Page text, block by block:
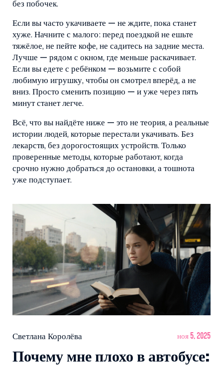
без побочек.
Если вы часто укачиваете — не ждите, пока станет
хуже. Начните с малого: перед поездкой не ешьте
тяжёлое, не пейте кофе, не садитесь на задние места.
Лучше — рядом с окном, где меньше раскачивает.
Если вы едете с ребёнком — возьмите с собой
любимую игрушку, чтобы он смотрел вперёд, а не
вниз. Просто сменить позицию — и уже через пять
минут станет легче.
Всё, что вы найдёте ниже — это не теория, а реальные
истории людей, которые перестали укачивать. Без
лекарств, без дорогостоящих устройств. Только
проверенные методы, которые работают, когда
срочно нужно добраться до остановки, а тошнота
уже подступает.
Светлана Королёва ноя 5, 2025
Почему мне плохо в автобусе: